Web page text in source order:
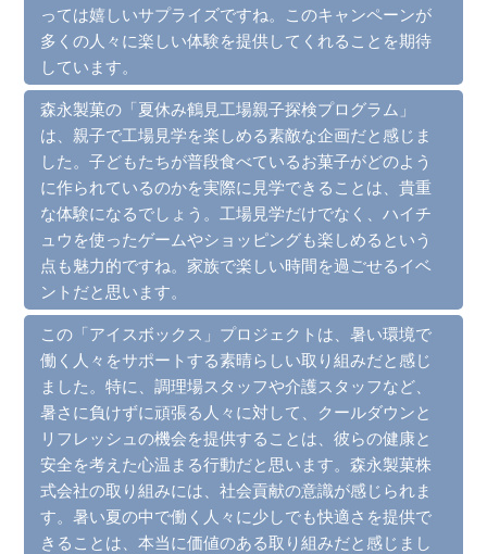
っては嬉しいサプライズですね。このキャンペーンが
多くの人々に楽しい体験を提供してくれることを期待
しています。
森永製菓の「夏休み鶴見工場親子探検プログラム」
は、親子で工場見学を楽しめる素敵な企画だと感じま
した。子どもたちが普段食べているお菓子がどのよう
に作られているのかを実際に見学できることは、貴重
な体験になるでしょう。工場見学だけでなく、ハイチ
ュウを使ったゲームやショッピングも楽しめるという
点も魅力的ですね。家族で楽しい時間を過ごせるイベ
ントだと思います。
この「アイスボックス」プロジェクトは、暑い環境で
働く人々をサポートする素晴らしい取り組みだと感じ
ました。特に、調理場スタッフや介護スタッフなど、
暑さに負けずに頑張る人々に対して、クールダウンと
リフレッシュの機会を提供することは、彼らの健康と
安全を考えた心温まる行動だと思います。森永製菓株
式会社の取り組みには、社会貢献の意識が感じられま
す。暑い夏の中で働く人々に少しでも快適さを提供で
きることは、本当に価値のある取り組みだと感じまし